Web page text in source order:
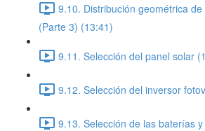
9.10. Distribución geométrica
(Parte 3) (13:41)
9.11. Selección del panel solar
9.12. Selección del inversor
9.13. Selección de las baterías